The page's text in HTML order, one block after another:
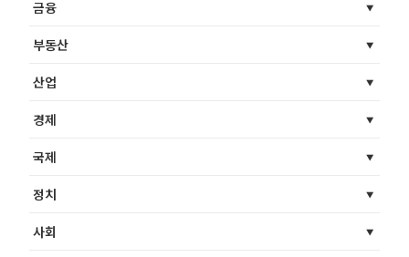
금융
부동산
산업
경제
국제
정치
사회